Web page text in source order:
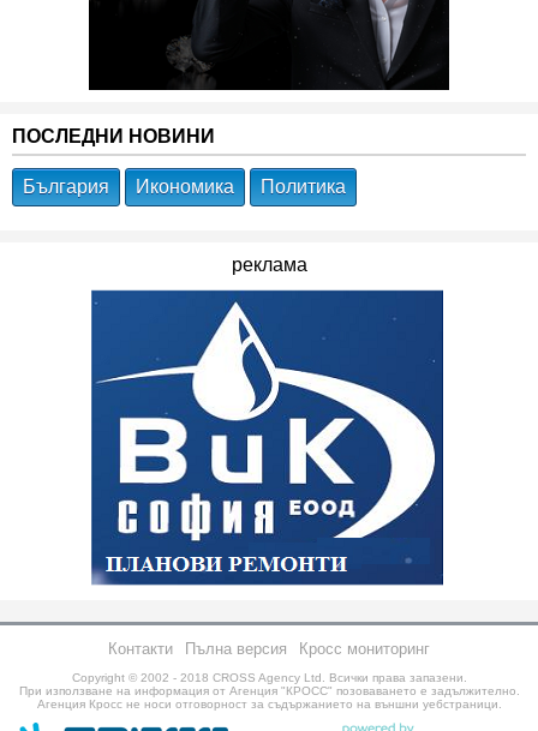
ПОСЛЕДНИ НОВИНИ
България Икономика Политика
реклама
Контакти Пълна версия Кросс мониторинг
Copyright © 2002 - 2018 CROSS Agency Ltd.
Всички права запазени.
При използване на информация от Агенция "КРОСС" позоваването е задължително.
Агенция Кросс не носи отговорност за съдържанието на външни уебстраници.